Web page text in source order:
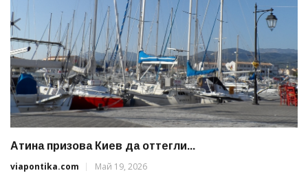
Атина призова Киев да оттегли...
viapontika.com
Май 19, 2026